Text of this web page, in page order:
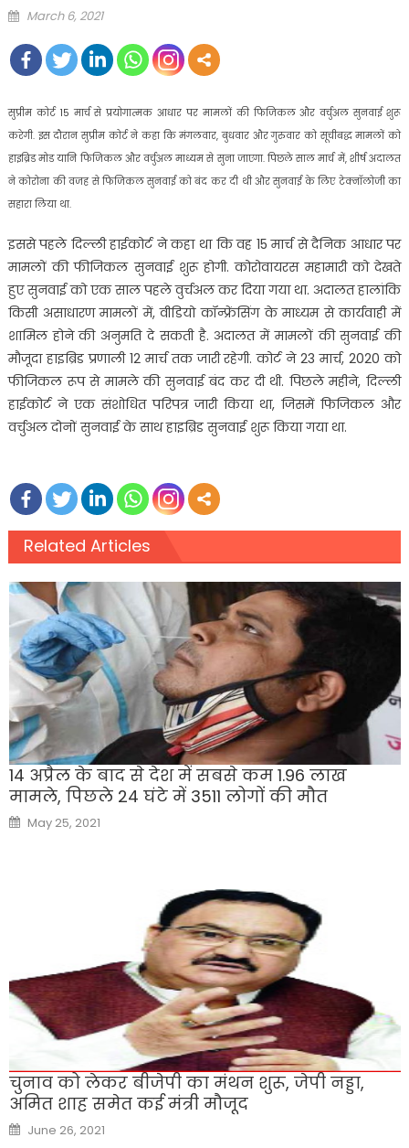
Posted
March 6, 2021
सुप्रीम कोर्ट 15 मार्च से प्रयोगात्मक आधार पर मामलों की फिजिकल और वर्चुअल सुनवाई शुरू
करेगी. इस दौरान सुप्रीम कोर्ट ने कहा कि मंगलवार, बुधवार और गुरुवार को सूचीबद्ध मामलों को
हाइब्रिड मोड यानि फिजिकल और वर्चुअल माध्यम से सुना जाएगा. पिछले साल मार्च में, शीर्ष अदालत
ने कोरोना की वजह से फिजिकल सुनवाई को बंद कर दी थी और सुनवाई के लिए टेक्नॉलोजी का
सहारा लिया था.
इससे पहले दिल्ली हाईकोर्ट ने कहा था कि वह 15 मार्च से दैनिक आधार पर
मामलों की फीजिकल सुनवाई शुरू होगी. कोरोवायरस महामारी को देखते
हुए सुनवाई को एक साल पहले वुर्चअल कर दिया गया था. अदालत हालांकि
किसी असाधारण मामलों में, वीडियो कॉन्फ्रेंसिंग के माध्यम से कार्यवाही में
शामिल होने की अनुमति दे सकती है. अदालत में मामलों की सुनवाई की
मौजूदा हाइब्रिड प्रणाली 12 मार्च तक जारी रहेगी. कोर्ट ने 23 मार्च, 2020 को
फीजिकल रूप से मामले की सुनवाई बंद कर दी थी. पिछले महीने, दिल्ली
हाईकोर्ट ने एक संशोधित परिपत्र जारी किया था, जिसमें फिजिकल और
वर्चुअल दोनों सुनवाई के साथ हाइब्रिड सुनवाई शुरू किया गया था.
Related Articles
14 अप्रैल के बाद से देश में सबसे कम 1.96 लाख
मामले, पिछले 24 घंटे में 3511 लोगों की मौत
Posted
on
May 25, 2021
चुनाव को लेकर बीजेपी का मंथन शुरू, जेपी नड्डा,
अमित शाह समेत कई मंत्री मौजूद
Posted
on
June 26, 2021